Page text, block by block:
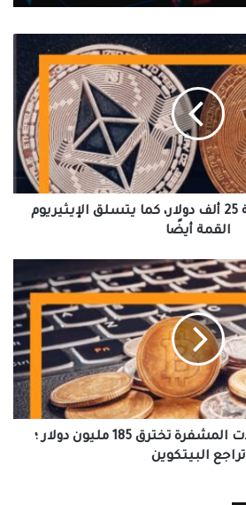
البيتكوين يصل لقمة 25 ألف دولار، كما يتسلق الإيثيريوم
القمة أيضًا
تصفية سوق العملات المشفرة تخترق 185 مليون دولار ؛
تراجع البيتكوين